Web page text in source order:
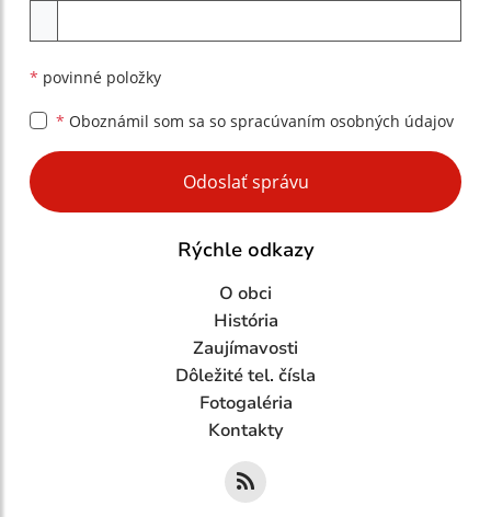
* povinné položky
* Oboznámil som sa so spracúvaním osobných údajov
Google reCaptcha Response
Odoslať správu
Rýchle odkazy
O obci
História
Zaujímavosti
Dôležité tel. čísla
Fotogaléria
Kontakty